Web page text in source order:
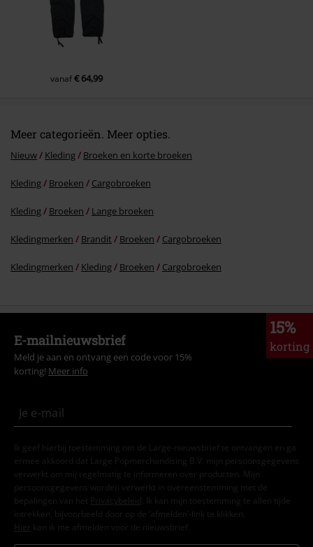
vanaf€ 64,99
Meer categorieën. Meer opties.
Nieuw Kleding Broeken en korte broeken
Kleding Broeken Cargobroeken
Kleding Broeken Lange broeken
Kledingmerken Brandit Broeken Cargobroeken
Kledingmerken Kleding Broeken Cargobroeken
15%
korting
E-mailnieuwsbrief
Meld je aan en ontvang een code voor 15%
korting! Meer info
Ik geef hierbij toestemming om de Large-nieuwsbrief te ontvangen en ga
ermee akkoord dat Large Popmerchandising B.V. mijn persoonsgegevens
verwerkt om mij regelmatig te informeren over producten. Mijn
persoonsgegevens worden verwerkt in overeenstemming met de
bepalingen van het
Privacybeleid . Ik kan mijn toestemming te allen tijde
intrekken, bijvoorbeeld door op de ‘afmelden’-link te klikken.
Hier kan ik me afmelden voor de nieuwsbrief.